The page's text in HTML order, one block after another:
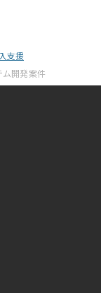
支援
ム開発案件